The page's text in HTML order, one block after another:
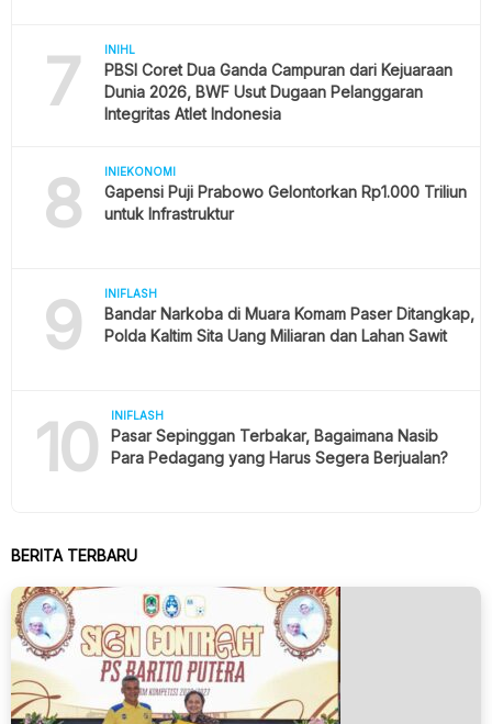
7 INIHL
PBSI Coret Dua Ganda Campuran dari Kejuaraan
Dunia 2026, BWF Usut Dugaan Pelanggaran
Integritas Atlet Indonesia
8 INIEKONOMI
Gapensi Puji Prabowo Gelontorkan Rp1.000 Triliun
untuk Infrastruktur
9 INIFLASH
Bandar Narkoba di Muara Komam Paser Ditangkap,
Polda Kaltim Sita Uang Miliaran dan Lahan Sawit
10 INIFLASH
Pasar Sepinggan Terbakar, Bagaimana Nasib
Para Pedagang yang Harus Segera Berjualan?
BERITA TERBARU